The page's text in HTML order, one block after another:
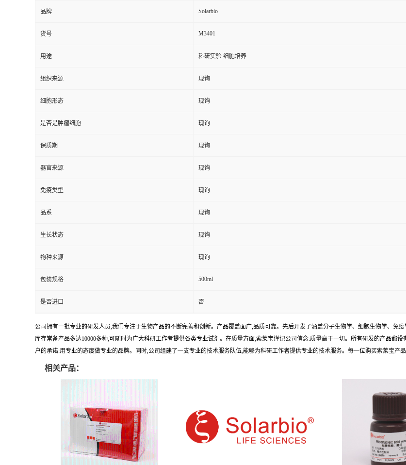
品牌 Solarbio
货号 M3401
用途 科研实验 细胞培养
组织来源 现询
细胞形态 现询
是否是肿瘤细胞 现询
保质期 现询
器官来源 现询
免疫类型 现询
品系 现询
生长状态 现询
物种来源 现询
包装规格 500ml
是否进口 否
公司拥有一批专业的研发人员,我们专注于生物产品的不断完善和创新。产品覆盖面广,品质可靠。先后开发了涵盖分子生物学、细胞生物学、免
库存常备产品多达10000多种,可随时为广大科研工作者提供各类专业试剂。在质量方面,索莱宝谨记公司信念:质量高于一切。所有研发的产品都
户的承诺:用专业的态度做专业的品牌。同时,公司组建了一支专业的技术服务队伍,能够为科研工作者提供专业的技术服务。每一位购买索莱宝产
相关产品：